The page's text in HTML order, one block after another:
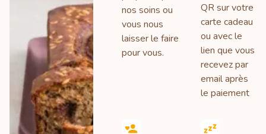
nos soins ou
vous nous
laisser le faire
pour vous.
QR sur votre
carte cadeau
ou avec le
lien que vous
recevez par
email après
le paiement